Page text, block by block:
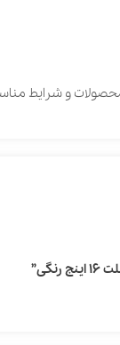
‌مناسب ‌ارسال